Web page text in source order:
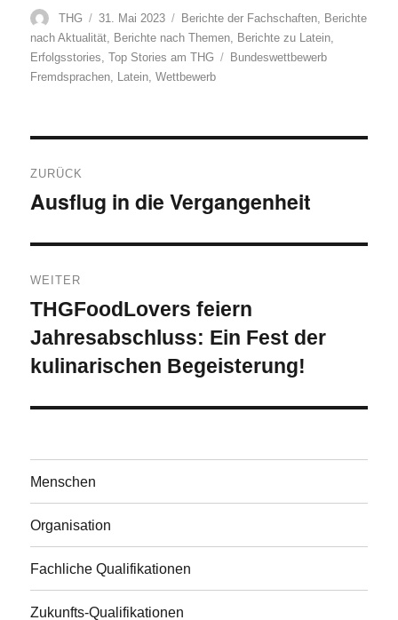
Autor
THG
Veröffentlicht
am
31. Mai 2023 Kategorien
Berichte der Fachschaften, Berichte
nach Aktualität, Berichte nach Themen, Berichte zu Latein,
Erfolgsstories,Top Stories am THG Schlagwörter
Bundeswettbewerb
Fremdsprachen, Latein,Wettbewerb
ZURÜCK
Vorheriger
Ausflug in die Vergangenheit
WEITER
Nächster
Beitrag:
THGFoodLovers feiern
Jahresabschluss: Ein Fest der
kulinarischen Begeisterung!
Menschen
Organisation
Fachliche Qualifikationen
Zukunfts-Qualifikationen